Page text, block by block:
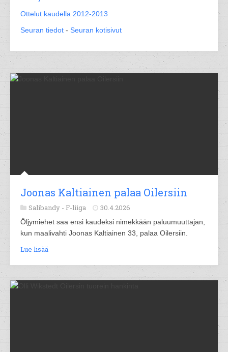
Ottelut kaudella 2012-2013
Seuran tiedot - Seuran kotisivut
Joonas Kaltiainen palaa Oilersiin
Salibandy - F-liiga 30.4.2026
Öljymiehet saa ensi kaudeksi nimekkään paluumuuttajan,
kun maalivahti Joonas Kaltiainen 33, palaa Oilersiin.
Lue lisää